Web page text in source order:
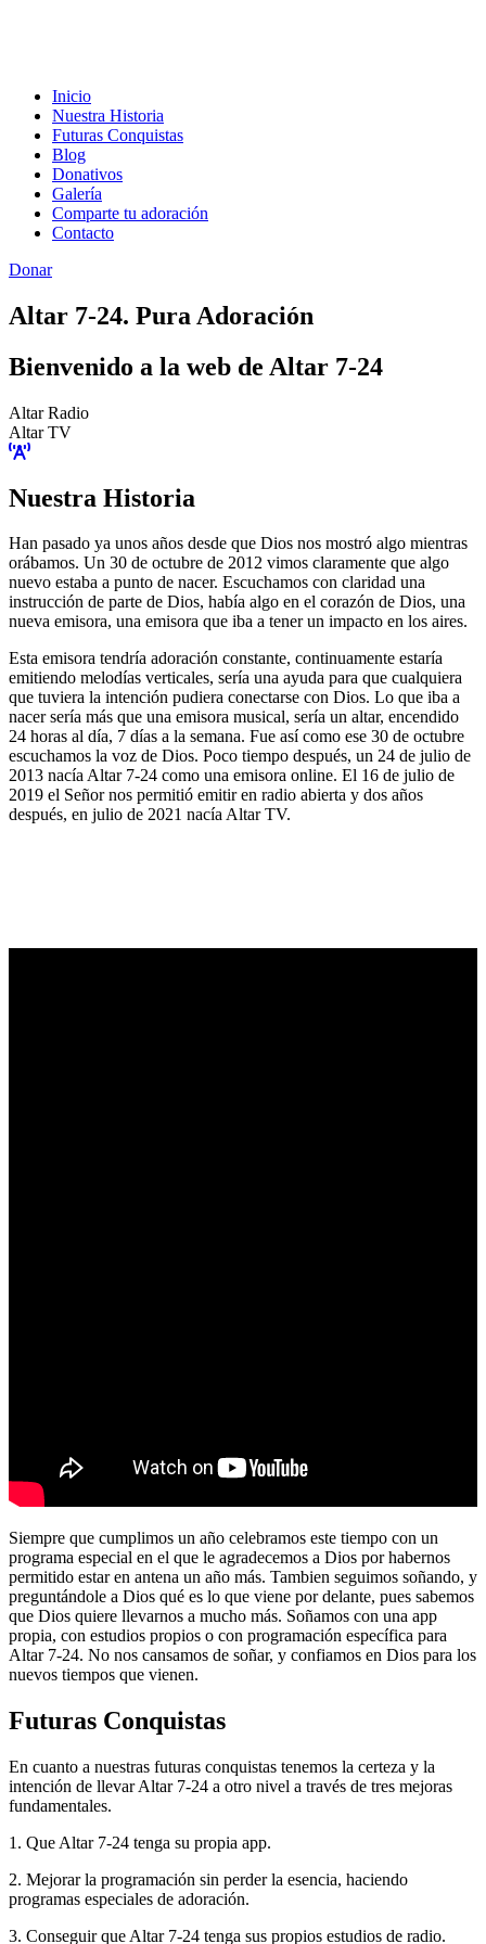
Inicio
Nuestra Historia
Futuras Conquistas
Blog
Donativos
Galería
Comparte tu adoración
Contacto
Donar
Altar 7-24. Pura Adoración
Bienvenido a la web de Altar 7-24
Altar Radio
Altar TV
Nuestra Historia
Han pasado ya unos años desde que Dios nos mostró algo mientras
orábamos. Un 30 de octubre de 2012 vimos claramente que algo
nuevo estaba a punto de nacer. Escuchamos con claridad una
instrucción de parte de Dios, había algo en el corazón de Dios, una
nueva emisora, una emisora que iba a tener un impacto en los aires.
Esta emisora tendría adoración constante, continuamente estaría
emitiendo melodías verticales, sería una ayuda para que cualquiera
que tuviera la intención pudiera conectarse con Dios. Lo que iba a
nacer sería más que una emisora musical, sería un altar, encendido
24 horas al día, 7 días a la semana. Fue así como ese 30 de octubre
escuchamos la voz de Dios. Poco tiempo después, un 24 de julio de
2013 nacía Altar 7-24 como una emisora online. El 16 de julio de
2019 el Señor nos permitió emitir en radio abierta y dos años
después, en julio de 2021 nacía Altar TV.
Siempre que cumplimos un año celebramos este tiempo con un
programa especial en el que le agradecemos a Dios por habernos
permitido estar en antena un año más. Tambien seguimos soñando, y
preguntándole a Dios qué es lo que viene por delante, pues sabemos
que Dios quiere llevarnos a mucho más. Soñamos con una app
propia, con estudios propios o con programación específica para
Altar 7-24. No nos cansamos de soñar, y confiamos en Dios para los
nuevos tiempos que vienen.
Futuras Conquistas
En cuanto a nuestras futuras conquistas tenemos la certeza y la
intención de llevar Altar 7-24 a otro nivel a través de tres mejoras
fundamentales.
1. Que Altar 7-24 tenga su propia app.
2. Mejorar la programación sin perder la esencia, haciendo
programas especiales de adoración.
3. Conseguir que Altar 7-24 tenga sus propios estudios de radio.